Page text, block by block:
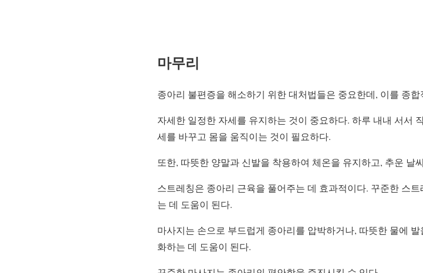
마무리
종아리 불편증을 해소하기 위한 대처법들은 중요한데, 이를 종
자세한 일정한 자세를 유지하는 것이 중요하다. 하루 내내 서서
세를 바꾸고 몸을 움직이는 것이 필요하다.
또한, 따뜻한 양말과 신발을 착용하여 체온을 유지하고, 추운 날
스트레칭은 종아리 근육을 풀어주는 데 효과적이다. 꾸준한 스
는 데 도움이 된다.
마사지는 손으로 부드럽게 종아리를 압박하거나, 따뜻한 물에
화하는 데 도움이 된다.